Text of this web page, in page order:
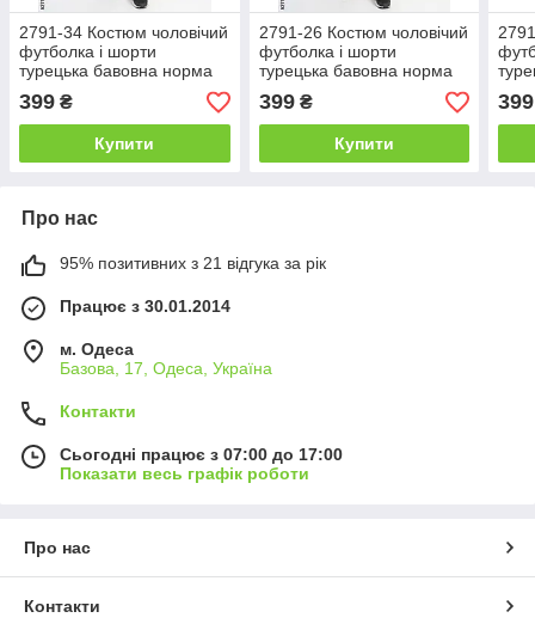
2791-34 Костюм чоловічий
футболка і шорти
турецька бавовна норма
(4 од: 48,50,52,54)
399 ₴
Купити
2791-26 Костюм чоловічий
футболка і шорти
турецька бавовна норма
(4 од: 48,50,52,54)
399₴
Купити
(4
399
Про нас
95% позитивних з 21 відгука за рік
Працює з 30.01.2014
м. Одеса
Базова, 17, Одеса, Україна
Контакти
Сьогодні працює з 07:00 до 17:00
Показати весь графік роботи
Про нас
Контакти